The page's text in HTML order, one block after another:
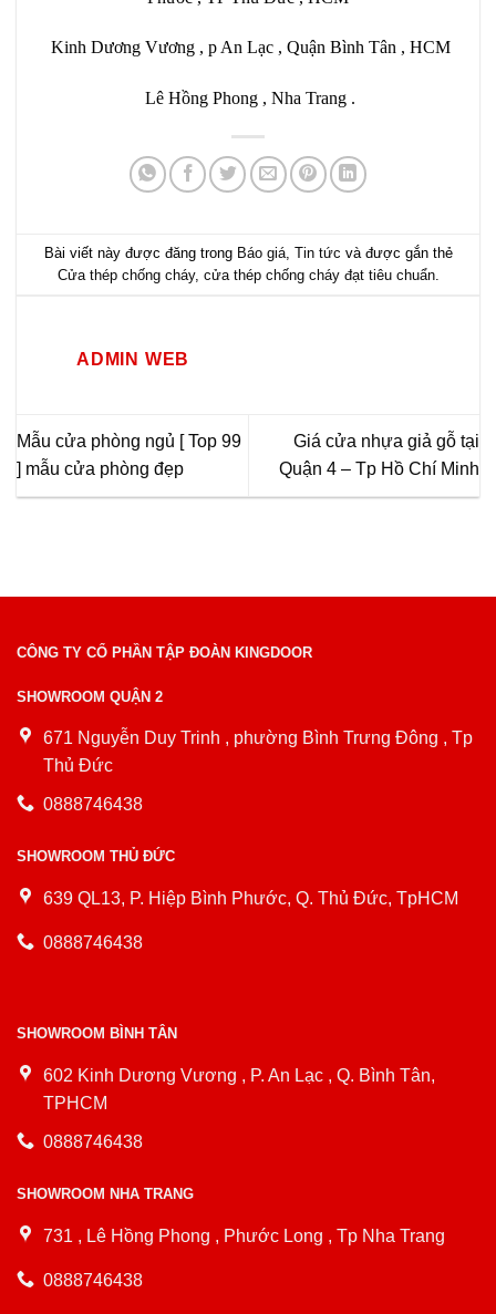
Kinh Dương Vương , p An Lạc , Quận Bình Tân , HCM
Lê Hồng Phong , Nha Trang .
Bài viết này được đăng trong Báo giá, Tin tức và được gắn thẻ
Cửa thép chống cháy, cửa thép chống cháy đạt tiêu chuẩn.
ADMIN WEB
Mẫu cửa phòng ngủ [ Top 99
] mẫu cửa phòng đẹp
Giá cửa nhựa giả gỗ tại
Quận 4 – Tp Hồ Chí Minh
CÔNG TY CỔ PHẦN TẬP ĐOÀN KINGDOOR
SHOWROOM QUẬN 2
671 Nguyễn Duy Trinh , phường Bình Trưng Đông , Tp
Thủ Đức
0888746438
SHOWROOM THỦ ĐỨC
639 QL13, P. Hiệp Bình Phước, Q. Thủ Đức, TpHCM
0888746438
SHOWROOM BÌNH TÂN
602 Kinh Dương Vương , P. An Lạc , Q. Bình Tân,
TPHCM
0888746438
SHOWROOM NHA TRANG
731 , Lê Hồng Phong , Phước Long , Tp Nha Trang
0888746438